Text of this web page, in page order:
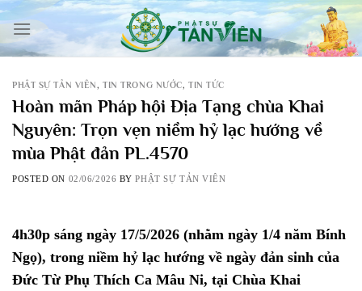
Skip
content
PHẬT SỰ TẢN VIÊN ,TIN TRONG NƯỚC,TIN TỨC
Hoàn mãn Pháp hội Địa Tạng chùa Khai
Nguyên: Trọn vẹn niềm hỷ lạc hướng về
mùa Phật đản PL.4570
POSTED ON 02/06/2026 BYPHẬT SỰ TẢN VIÊN
4h30p sáng ngày 17/5/2026 (nhằm ngày 1/4 năm Bính
Ngọ), trong niềm hỷ lạc hướng về ngày đản sinh của
Đức Từ Phụ Thích Ca Mâu Ni, tại Chùa Khai